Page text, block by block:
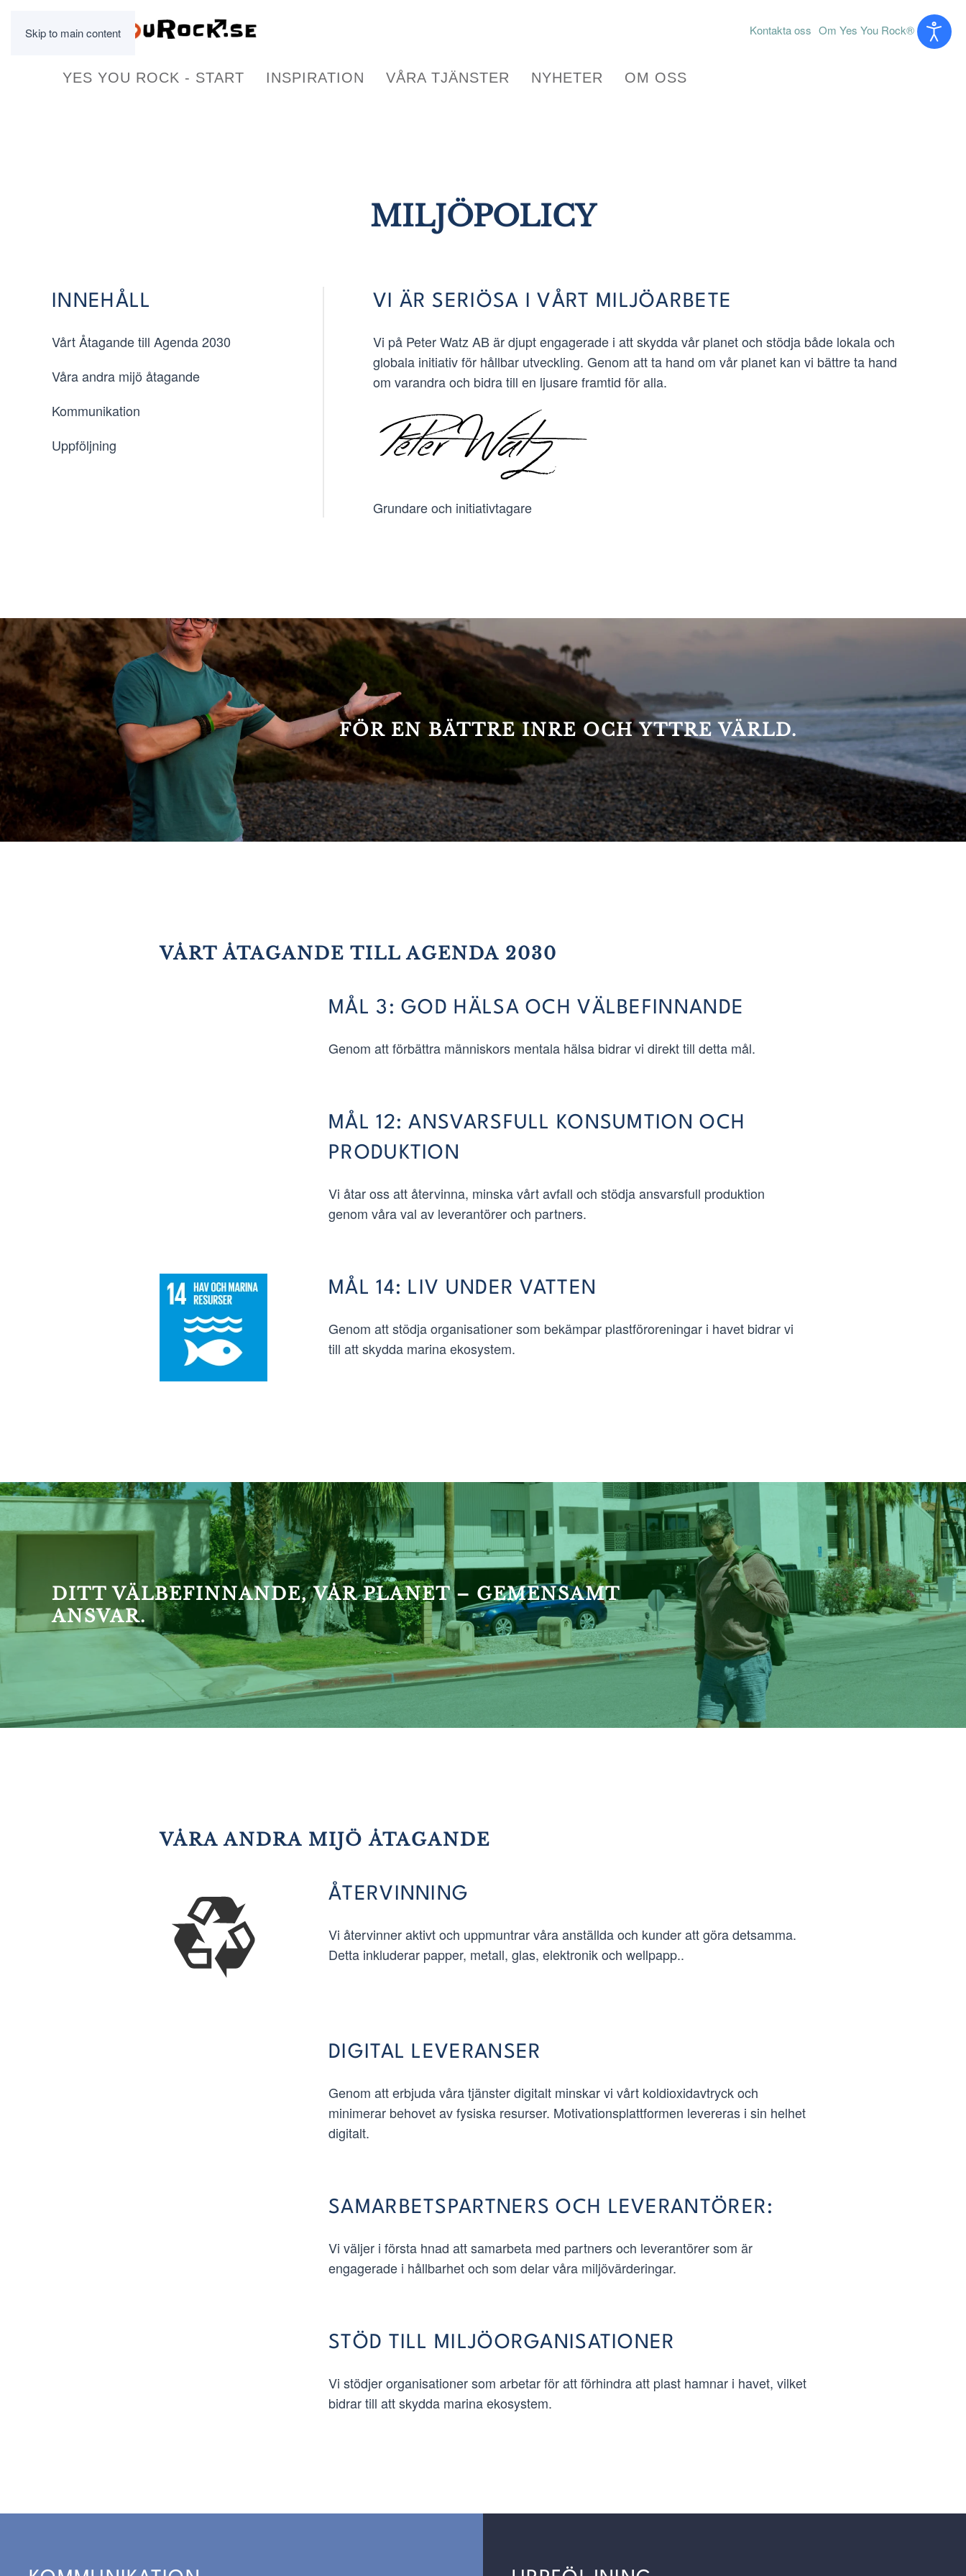
Skip to main content Kontakta oss Om Yes You Rock®
YES YOU ROCK - START INSPIRATION VÅRA TJÄNSTER NYHETER OM OSS
MILJÖPOLICY
INNEHÅLL
Vårt Åtagande till Agenda 2030
Våra andra mijö åtagande
Kommunikation
Uppföljning
VI ÄR SERIÖSA I VÅRT MILJÖARBETE
Vi på Peter Watz AB är djupt engagerade i att skydda vår planet och stödja både lokala och
globala initiativ för hållbar utveckling. Genom att ta hand om vår planet kan vi bättre ta hand
om varandra och bidra till en ljusare framtid för alla.
Grundare och initiativtagare
FÖR EN BÄTTRE INRE OCH YTTRE VÄRLD.
VÅRT ÅTAGANDE TILL AGENDA 2030
MÅL 3: GOD HÄLSA OCH VÄLBEFINNANDE
Genom att förbättra människors mentala hälsa bidrar vi direkt till detta mål.
MÅL 12: ANSVARSFULL KONSUMTION OCH
PRODUKTION
Vi åtar oss att återvinna, minska vårt avfall och stödja ansvarsfull produktion
genom våra val av leverantörer och partners.
MÅL 14: LIV UNDER VATTEN
Genom att stödja organisationer som bekämpar plastföroreningar i havet bidrar vi
till att skydda marina ekosystem.
DITT VÄLBEFINNANDE, VÅR PLANET – GEMENSAMT
ANSVAR.
VÅRA ANDRA MIJÖ ÅTAGANDE
ÅTERVINNING
Vi återvinner aktivt och uppmuntrar våra anställda och kunder att göra detsamma.
Detta inkluderar papper, metall, glas, elektronik och wellpapp..
DIGITAL LEVERANSER
Genom att erbjuda våra tjänster digitalt minskar vi vårt koldioxidavtryck och
minimerar behovet av fysiska resurser. Motivationsplattformen levereras i sin helhet
digitalt.
SAMARBETSPARTNERS OCH LEVERANTÖRER:
Vi väljer i första hnad att samarbeta med partners och leverantörer som är
engagerade i hållbarhet och som delar våra miljövärderingar.
STÖD TILL MILJÖORGANISATIONER
Vi stödjer organisationer som arbetar för att förhindra att plast hamnar i havet, vilket
bidrar till att skydda marina ekosystem.